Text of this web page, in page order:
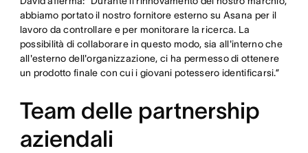
abbiamo portato il nostro fornitore esterno su Asana per il
lavoro da controllare e per monitorare la ricerca. La
possibilità di collaborare in questo modo, sia all'interno che
all'esterno dell'organizzazione, ci ha permesso di ottenere
un prodotto finale con cui i giovani potessero identificarsi.”
Team delle partnership
aziendali